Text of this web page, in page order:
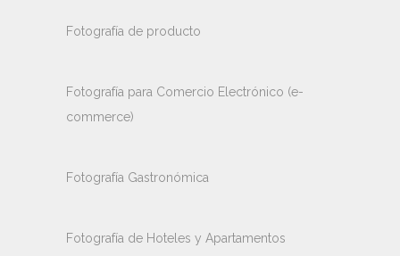
Fotografía de producto
Fotografía para Comercio Electrónico (e-
commerce)
Fotografía Gastronómica
Fotografía de Hoteles y Apartamentos